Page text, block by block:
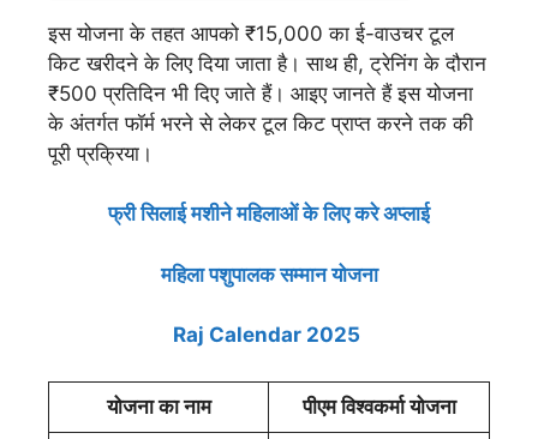
इस योजना के तहत आपको ₹15,000 का ई-वाउचर टूल
किट खरीदने के लिए दिया जाता है। साथ ही, ट्रेनिंग के दौरान
₹500 प्रतिदिन भी दिए जाते हैं। आइए जानते हैं इस योजना
के अंतर्गत फॉर्म भरने से लेकर टूल किट प्राप्त करने तक की
पूरी प्रक्रिया।
फ्री सिलाई मशीने महिलाओं के लिए करे अप्लाई
महिला पशुपालक सम्मान योजना
Raj Calendar 2025
योजना का नाम पीएम विश्वकर्मा योजना